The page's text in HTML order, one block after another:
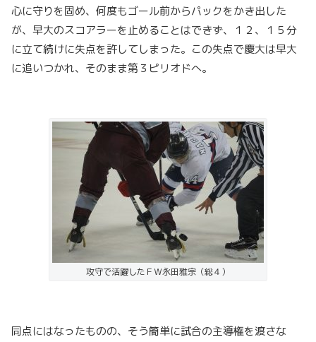
心に守りを固め、何度もゴール前からパックをかき出した
が、早大のスコアラーを止めることはできず、１２、１５分
に立て続けに失点を許してしまった。この失点で慶大は早大
に追いつかれ、そのまま第３ピリオドへ。
攻守で活躍したＦＷ永田雅宗（総４）
同点にはなったものの、そう簡単に試合の主導権を渡さな